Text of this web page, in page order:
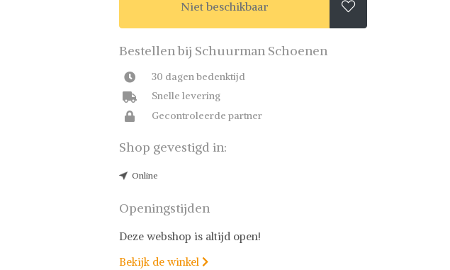
Niet beschikbaar 
Bestellen bij Schuurman Schoenen
30 dagen bedenktijd
Snelle levering
Gecontroleerde partner
Shop gevestigd in:
Online
Openingstijden
Deze webshop is altijd open!
Bekijk de winkel 